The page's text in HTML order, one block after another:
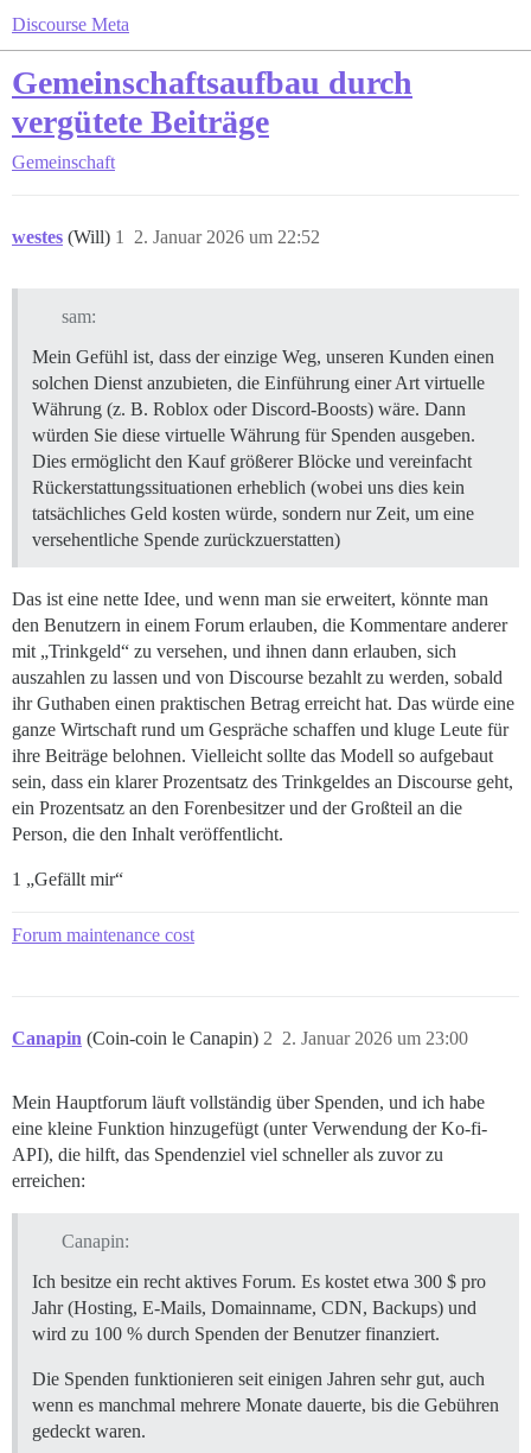
Discourse Meta
Gemeinschaftsaufbau durch
vergütete Beiträge
Gemeinschaft
westes (Will) 2. Januar 2026 um 22:52
1
sam:
Mein Gefühl ist, dass der einzige Weg, unseren Kunden einen
solchen Dienst anzubieten, die Einführung einer Art virtuelle
Währung (z. B. Roblox oder Discord-Boosts) wäre. Dann
würden Sie diese virtuelle Währung für Spenden ausgeben.
Dies ermöglicht den Kauf größerer Blöcke und vereinfacht
Rückerstattungssituationen erheblich (wobei uns dies kein
tatsächliches Geld kosten würde, sondern nur Zeit, um eine
versehentliche Spende zurückzuerstatten)
Das ist eine nette Idee, und wenn man sie erweitert, könnte man
den Benutzern in einem Forum erlauben, die Kommentare anderer
mit „Trinkgeld“ zu versehen, und ihnen dann erlauben, sich
auszahlen zu lassen und von Discourse bezahlt zu werden, sobald
ihr Guthaben einen praktischen Betrag erreicht hat. Das würde eine
ganze Wirtschaft rund um Gespräche schaffen und kluge Leute für
ihre Beiträge belohnen. Vielleicht sollte das Modell so aufgebaut
sein, dass ein klarer Prozentsatz des Trinkgeldes an Discourse geht,
ein Prozentsatz an den Forenbesitzer und der Großteil an die
Person, die den Inhalt veröffentlicht.
1 „Gefällt mir“
Forum maintenance cost
Canapin (Coin-coin le Canapin) 2. Januar 2026 um 23:00
2
Mein Hauptforum läuft vollständig über Spenden, und ich habe
eine kleine Funktion hinzugefügt (unter Verwendung der Ko-fi-
API), die hilft, das Spendenziel viel schneller als zuvor zu
erreichen:
Canapin:
Ich besitze ein recht aktives Forum. Es kostet etwa 300 $ pro
Jahr (Hosting, E-Mails, Domainname, CDN, Backups) und
wird zu 100 % durch Spenden der Benutzer finanziert.
Die Spenden funktionieren seit einigen Jahren sehr gut, auch
wenn es manchmal mehrere Monate dauerte, bis die Gebühren
gedeckt waren.